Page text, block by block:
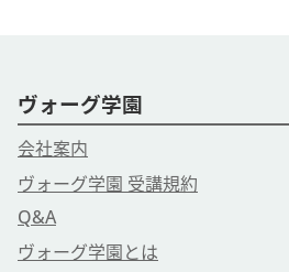
ヴォーグ学園
会社案内
ヴォーグ学園 受講規約
Q&A
ヴォーグ学園とは